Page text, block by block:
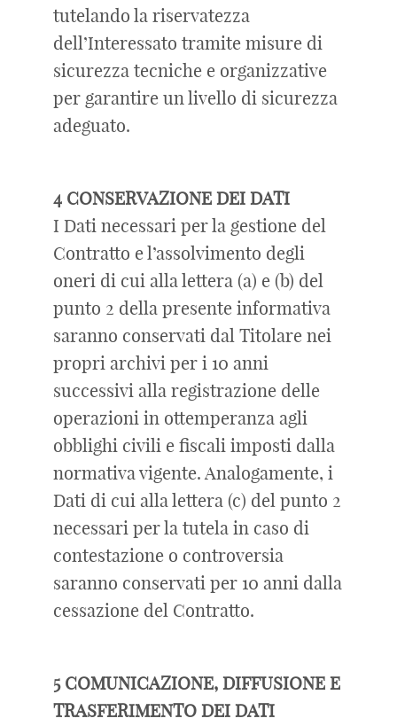
tutelando la riservatezza
dell’Interessato tramite misure di
sicurezza tecniche e organizzative
per garantire un livello di sicurezza
adeguato.
4 CONSERVAZIONE DEI DATI
I Dati necessari per la gestione del
Contratto e l’assolvimento degli
oneri di cui alla lettera (a) e (b) del
punto 2 della presente informativa
saranno conservati dal Titolare nei
propri archivi per i 10 anni
successivi alla registrazione delle
operazioni in ottemperanza agli
obblighi civili e fiscali imposti dalla
normativa vigente. Analogamente, i
Dati di cui alla lettera (c) del punto 2
necessari per la tutela in caso di
contestazione o controversia
saranno conservati per 10 anni dalla
cessazione del Contratto.
5 COMUNICAZIONE, DIFFUSIONE E
TRASFERIMENTO DEI DATI